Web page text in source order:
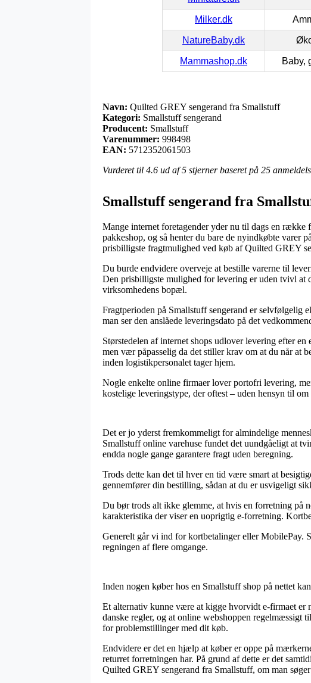
Milker.dk
NatureBaby.dk
Mammashop.dk Baby,
Navn: Quilted GREY sengerand fra Smallstuff
Kategori: Smallstuff sengerand
Producent: Smallstuff
Varenummer: 998498
EAN: 5712352061503
Vurderet til 4.6 ud af 5 stjerner baseret på 25
Smallstuff sengerand fra
Mange internet foretagender yder nu til dags en
pakkeshop, og så henter du bare de nyindkøbte varer
prisbilligste fragtmulighed ved køb af Quilted GREY
Du burde endvidere overveje at bestille varerne til
Den prisbilligste mulighed for levering er uden tvivl at
virksomhedens bopæl.
Fragtperioden på Smallstuff sengerand er selvfølgelig
man ser den anslåede leveringsdato på det
Størstedelen af internet shops udlover levering efter
men vær påpasselig da det stiller krav om at du når at
inden logistikpersonalet tager hjem.
Nogle enkelte online firmaer lover portofri levering,
kostelige leveringstype, der oftest – uden hensyn til
Det er jo yderst fremkommeligt for almindelige
Smallstuff online varehuse fundet det uundgåeligt at
endda nogle gange garantere fragt uden beregning.
Trods dette kan det til hver en tid være smart at
gennemfører din bestilling, sådan at du er usvigeligt
Du bør trods alt ikke glemme, at hvis en forretning på
karakteristika der viser en uoprigtig e-forretning.
Generelt går vi ind for kortbetalinger eller MobilePay.
regningen af flere omgange.
Inden nogen køber hos en Smallstuff shop på nettet
Et alternativ kunne være at kigge hvorvidt e-firmaet er
danske regler, og at online webshoppen regelmæssigt
for problemstillinger med dit køb.
Endvidere er det en hjælp at køber er oppe på
returret forretningen har. På grund af dette er det
Quilted GREY sengerand fra Smallstuff, om man